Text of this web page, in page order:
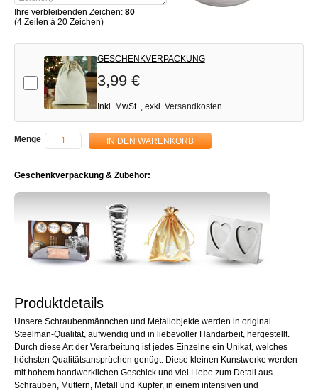
Ihre verbleibenden Zeichen: 80
(4 Zeilen á 20 Zeichen)
Add-on
GESCHENKVERPACKUNG
3,99 €
Inkl. MwSt. , exkl. Versandkosten
Menge IN DEN WARENKORB
Geschenkverpackung & Zubehör:
Produktdetails
Unsere Schraubenmännchen und Metallobjekte werden in original
Steelman-Qualität, aufwendig und in liebevoller Handarbeit, hergestellt.
Durch diese Art der Verarbeitung ist jedes Einzelne ein Unikat, welches
höchsten Qualitätsansprüchen genügt. Diese kleinen Kunstwerke werden
mit hohem handwerklichen Geschick und viel Liebe zum Detail aus
Schrauben, Muttern, Metall und Kupfer, in einem intensiven und